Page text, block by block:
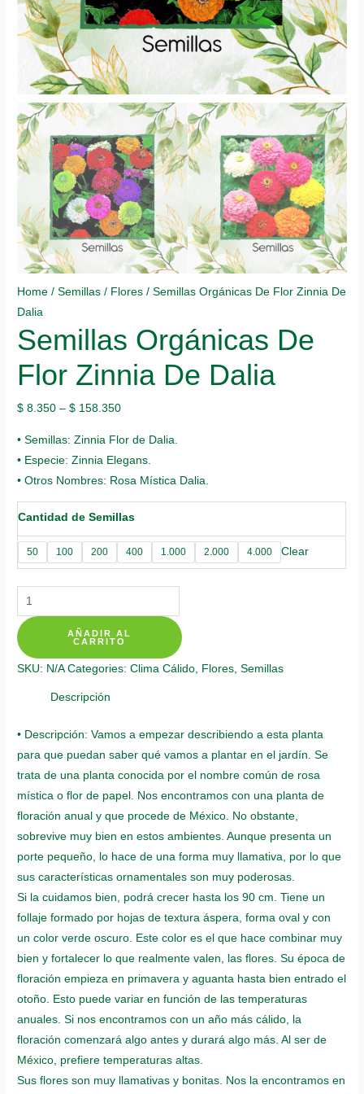
Home /Semillas / Flores / Semillas Orgánicas De Flor Zinnia De
Dalia
Semillas Orgánicas De
Flor Zinnia De Dalia
$ 8.350 –$ 158.350
• Semillas: Zinnia Flor de Dalia.
• Especie: Zinnia Elegans.
• Otros Nombres: Rosa Mística Dalia.
Cantidad de Semillas
50 100 200 400 1.000 2.000 4.000 Clear
Semillas
Orgánicas
De
Flor
quantity
AÑADIR AL
CARRITO
SKU: N/A Categories:Clima Cálido, Flores,Semillas
Descripción
• Descripción: Vamos a empezar describiendo a esta planta
para que puedan saber qué vamos a plantar en el jardín. Se
trata de una planta conocida por el nombre común de rosa
mística o flor de papel. Nos encontramos con una planta de
floración anual y que procede de México. No obstante,
sobrevive muy bien en estos ambientes. Aunque presenta un
porte pequeño, lo hace de una forma muy llamativa, por lo que
sus características ornamentales son muy poderosas.
Si la cuidamos bien, podrá crecer hasta los 90 cm. Tiene un
follaje formado por hojas de textura áspera, forma oval y con
un color verde oscuro. Este color es el que hace combinar muy
bien y fortalecer lo que realmente valen, las flores. Su época de
floración empieza en primavera y aguanta hasta bien entrado el
otoño. Esto puede variar en función de las temperaturas
anuales. Si nos encontramos con un año más cálido, la
floración comenzará algo antes y durará algo más. Al ser de
México, prefiere temperaturas altas.
Sus flores son muy llamativas y bonitas. Nos la encontramos en